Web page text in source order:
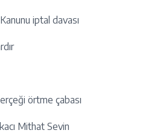
iptal davası
örtme çabası
Mithat Sevin